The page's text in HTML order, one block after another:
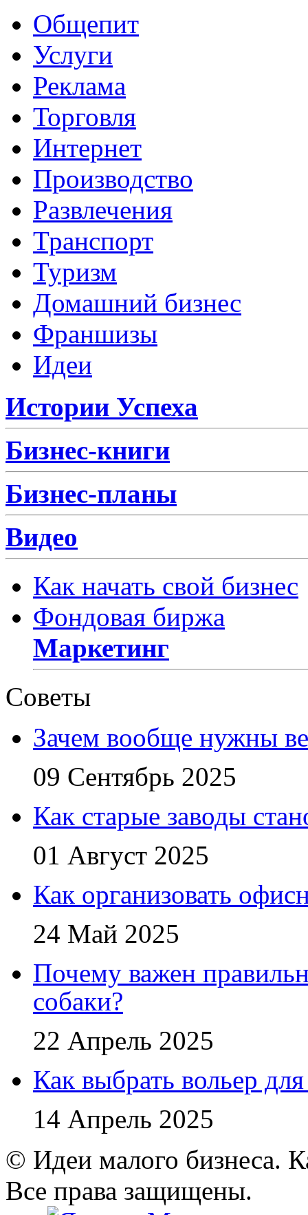
Общепит
Услуги
Реклама
Торговля
Интернет
Производство
Развлечения
Транспорт
Туризм
Домашний бизнес
Франшизы
Идеи
Истории Успеха
Бизнес-книги
Бизнес-планы
Видео
Как начать свой бизнес
Фондовая биржа
Маркетинг
Советы
Зачем вообще нужны
09 Сентябрь 2025
Как старые заводы
01 Август 2025
Как организовать
24 Май 2025
Почему важен
собаки?
22 Апрель 2025
Как выбрать вольер
14 Апрель 2025
© Идеи малого бизнеса.
Все права защищены.